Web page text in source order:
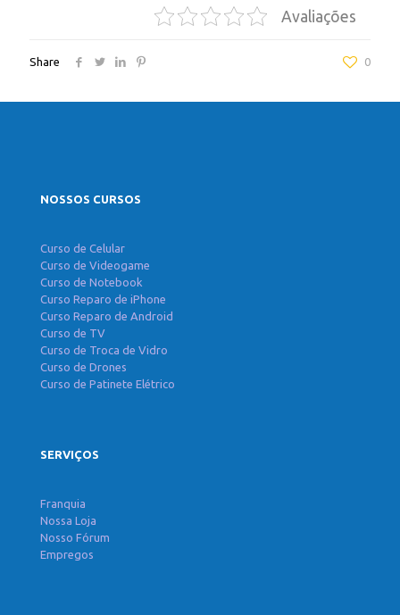
Avaliações
Share 0
NOSSOS CURSOS
Curso de Celular
Curso de Videogame
Curso de Notebook
Curso Reparo de iPhone
Curso Reparo de Android
Curso de TV
Curso de Troca de Vidro
Curso de Drones
Curso de Patinete Elétrico
SERVIÇOS
Franquia
Nossa Loja
Nosso Fórum
Empregos